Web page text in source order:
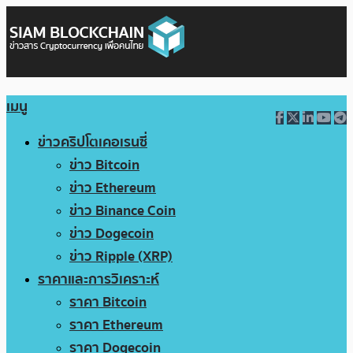
เมนู
ข่าวคริปโตเคอเรนซี่
ข่าว Bitcoin
ข่าว Ethereum
ข่าว Binance Coin
ข่าว Dogecoin
ข่าว Ripple (XRP)
ราคาและการวิเคราะห์
ราคา Bitcoin
ราคา Ethereum
ราคา Dogecoin